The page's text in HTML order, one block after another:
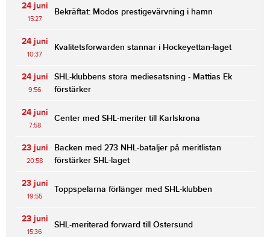
24 juni
15:27
Bekräftat: Modos prestigevärvning i hamn
24 juni
10:37
Kvalitetsforwarden stannar i Hockeyettan-laget
24 juni
9:56
SHL-klubbens stora mediesatsning - Mattias Ek
förstärker
24 juni
7:58
Center med SHL-meriter till Karlskrona
23 juni
20:58
Backen med 273 NHL-bataljer på meritlistan
förstärker SHL-laget
23 juni
19:55
Toppspelarna förlänger med SHL-klubben
23 juni
15:36
SHL-meriterad forward till Östersund